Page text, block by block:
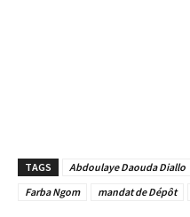
TAGS Abdoulaye Daouda Diallo
Farba Ngom
mandat de Dépôt